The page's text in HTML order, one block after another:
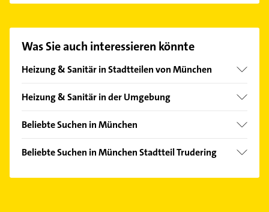
finden Sie alleKontaktdaten.
Was Sie auch interessieren könnte
Heizung & Sanitär in Stadtteilen von München
Allach
Am Hart
Berg am Laim
Bogenhausen
Heizung & Sanitär in der Umgebung
Neubiberg
Ottobrunn
Beliebte Suchen in München
Lackiererei
Rechtsanwalt
Beliebte Suchen in München Stadtteil Trudering